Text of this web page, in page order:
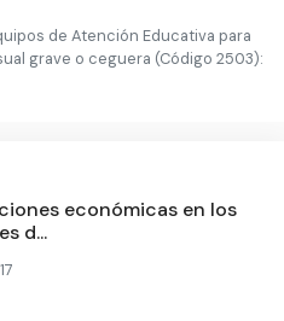
de Atención Educativa para
grave o ceguera (Código 2503):
económicas en los
d...
17